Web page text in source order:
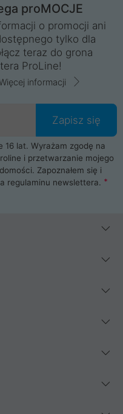
proMOCJE
o promocji ani
tylko dla
teraz do grona
ProLine!
informacji
Zapisz się
16 lat. Wyrażam zgodę na
i przetwarzanie mojego
Zapoznałem się i
regulaminu newslettera.